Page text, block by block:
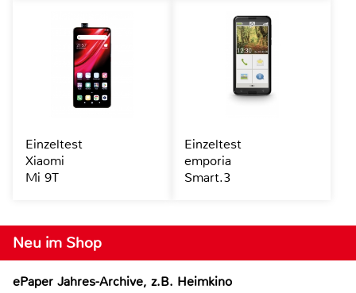
Neu im Shop
ePaper Jahres-Archive, z.B. Heimkino
Einzeltest
Xiaomi
Mi 9T
Einzeltest
emporia
Smart.3